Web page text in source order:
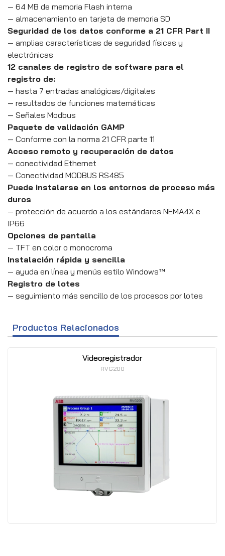
— 64 MB de memoria Flash interna
— almacenamiento en tarjeta de memoria SD
Seguridad de los datos conforme a 21 CFR Part II
— amplias características de seguridad físicas y
electrónicas
12 canales de registro de software para el
registro de:
— hasta 7 entradas analógicas/digitales
— resultados de funciones matemáticas
— Señales Modbus
Paquete de validación GAMP
— Conforme con la norma 21 CFR parte 11
Acceso remoto y recuperación de datos
— conectividad Ethernet
— Conectividad MODBUS RS485
Puede instalarse en los entornos de proceso más
duros
— protección de acuerdo a los estándares NEMA4X e
IP66
Opciones de pantalla
— TFT en color o monocroma
Instalación rápida y sencilla
— ayuda en línea y menús estilo Windows™
Registro de lotes
— seguimiento más sencillo de los procesos por lotes
Productos Relacionados
Videoregistrador
RVG200